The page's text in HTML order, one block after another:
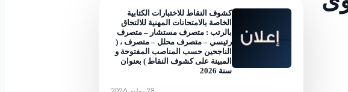
كشوف النقاط للاختبارات الكتابية
الخاصة بالامتحانات المهنية للالتحاق
بالرتب : متصرف مستشار – متصرف
رئيسي – متصرف محلل – متصرف ، (
الناجحين حسب المناصب المفتوحة و
المبينة على كشوف النقاط ) بعنوان
سنة 2026